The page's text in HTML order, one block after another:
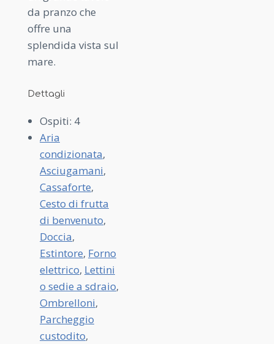
da pranzo che
offre una
splendida vista sul
mare.
Dettagli
Ospiti: 4
Aria
condizionata,
Asciugamani,
Cassaforte,
Cesto di frutta
di benvenuto,
Doccia,
Estintore, Forno
elettrico, Lettini
o sedie a sdraio,
Ombrelloni,
Parcheggio
custodito,